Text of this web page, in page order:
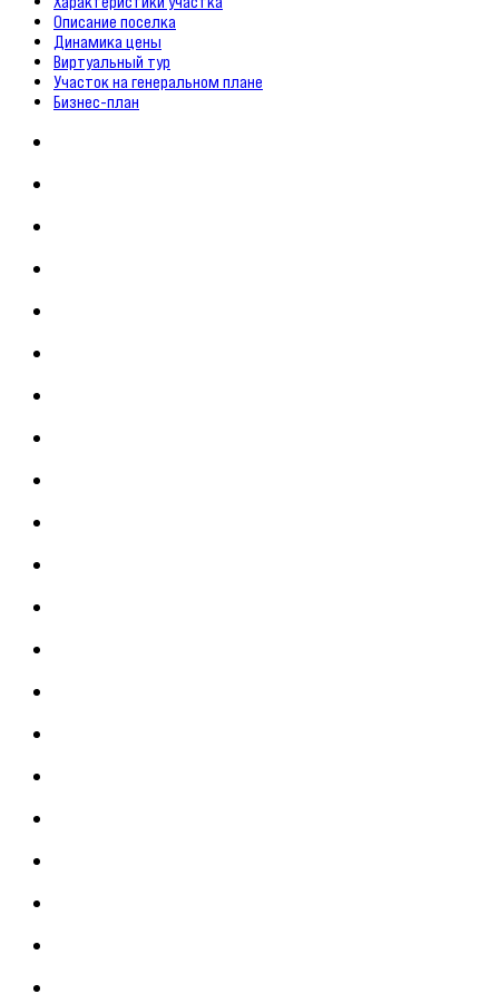
Описание поселка
Динамика цены
Виртуальный тур
Участок на генеральном плане
Бизнес-план